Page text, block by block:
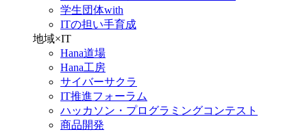
学生団体with
ITの担い手育成
地域×IT
Hana道場
Hana工房
サイバーサクラ
IT推進フォーラム
ハッカソン・プログラミングコンテスト
商品開発